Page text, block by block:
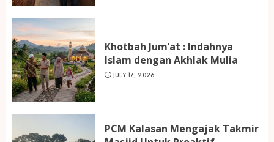
Khotbah Jum’at : Indahnya
Islam dengan Akhlak Mulia
JULY 17, 2026
PCM Kalasan Mengajak Takmir